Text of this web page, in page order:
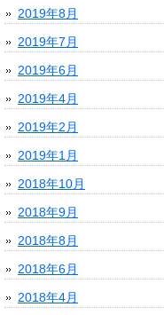
2019年8月
2019年7月
2019年6月
2019年4月
2019年2月
2019年1月
2018年10月
2018年9月
2018年8月
2018年6月
2018年4月